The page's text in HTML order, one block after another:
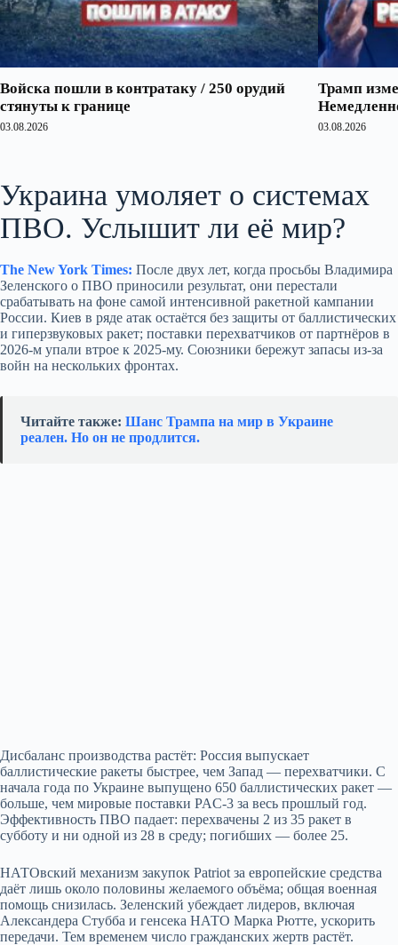
Войска пошли в контратаку / 250 орудий
стянуты к границе
03.08.2026
Трамп
03.08.2026
Украина умоляет о системах
ПВО. Услышит ли её мир?
The New York Times: После двух лет, когда просьбы Владимира
Зеленского о ПВО приносили результат, они перестали
срабатывать на фоне самой интенсивной ракетной кампании
России. Киев в ряде атак остаётся без защиты от баллистических
и гиперзвуковых ракет; поставки перехватчиков от партнёров в
2026‑м упали втрое к 2025‑му. Союзники бережут запасы из‑за
войн на нескольких фронтах.
Читайте также: Шанс Трампа на мир в Украине
реален. Но он не продлится.
Дисбаланс производства растёт: Россия выпускает
баллистические ракеты быстрее, чем Запад — перехватчики. С
начала года по Украине выпущено 650 баллистических ракет —
больше, чем мировые поставки PAC‑3 за весь прошлый год.
Эффективность ПВО падает: перехвачены 2 из 35 ракет в
субботу и ни одной из 28 в среду; погибших — более 25.
НАТОвский механизм закупок Patriot за европейские средства
даёт лишь около половины желаемого объёма; общая военная
помощь снизилась. Зеленский убеждает лидеров, включая
Александера Стубба и генсека НАТО Марка Рютте, ускорить
передачи. Тем временем число гражданских жертв растёт.